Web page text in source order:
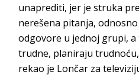
unaprediti, jer je struka
nerešena pitanja,
odgovore u jednoj grupi, a
trudne, planiraju
rekao je Lončar za